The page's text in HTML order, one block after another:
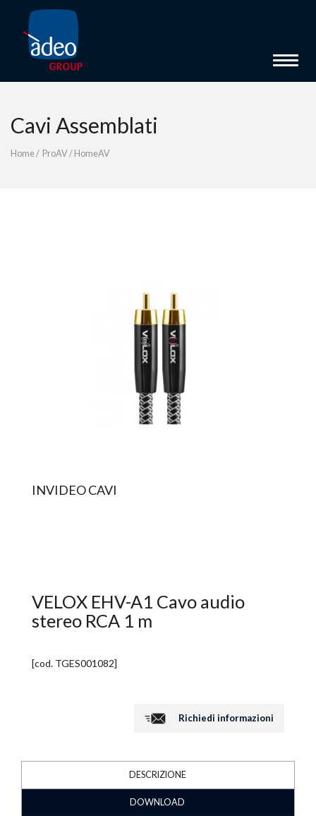
Toggle
Cavi Assemblati
Home/ ProAV/ HomeAV
INVIDEO CAVI
VELOX EHV-A1 Cavo audio
stereo RCA 1 m
[cod. TGES001082]
Richiedi informazioni
DESCRIZIONE
DOWNLOAD